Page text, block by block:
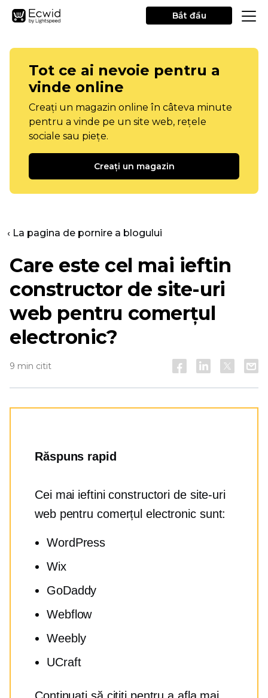
Bắt đầu
Tot ce ai nevoie pentru a
vinde online
Creați un magazin online în câteva minute
pentru a vinde pe un site web, rețele
sociale sau piețe.
Creați un magazin
‹ La pagina de pornire a blogului
Care este cel mai ieftin
constructor de site-uri
web pentru comerțul
electronic?
9 min citit
Răspuns rapid
Cei mai ieftini constructori de site-uri
web pentru comerțul electronic sunt:
WordPress
Wix
GoDaddy
Webflow
Weebly
UCraft